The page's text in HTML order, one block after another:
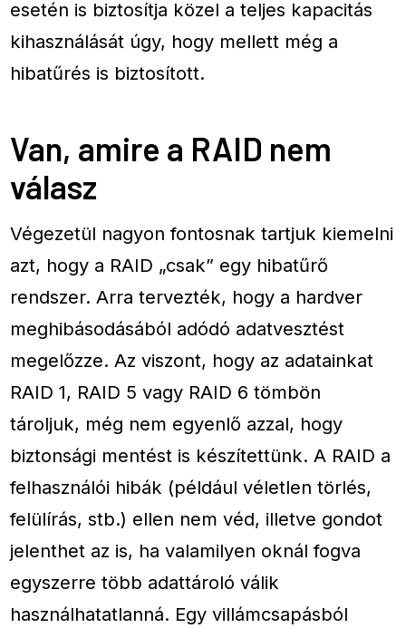
esetén is biztosítja közel a teljes kapacitás
kihasználását úgy, hogy mellett még a
hibatűrés is biztosított.
Van, amire a RAID nem
válasz
Végezetül nagyon fontosnak tartjuk kiemelni
azt, hogy a RAID „csak” egy hibatűrő
rendszer. Arra tervezték, hogy a hardver
meghibásodásából adódó adatvesztést
megelőzze. Az viszont, hogy az adatainkat
RAID 1, RAID 5 vagy RAID 6 tömbön
tároljuk, még nem egyenlő azzal, hogy
biztonsági mentést is készítettünk. A RAID a
felhasználói hibák (például véletlen törlés,
felülírás, stb.) ellen nem véd, illetve gondot
jelenthet az is, ha valamilyen oknál fogva
egyszerre több adattároló válik
használhatatlanná. Egy villámcsapásból